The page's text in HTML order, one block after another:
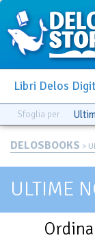
Libri Delos
Sfoglia per
DELOSBOOKS >
ULTIME